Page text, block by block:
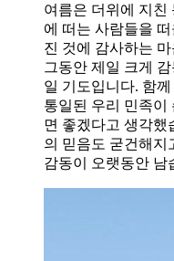
여름은 더위에 지친
에 떠는 사람들을
진 것에 감사하는
그동안 제일 크게
일 기도입니다. 함
통일된 우리 민족이
면 좋겠다고 생각했
의 믿음도 굳건해지
감동이 오랫동안 남